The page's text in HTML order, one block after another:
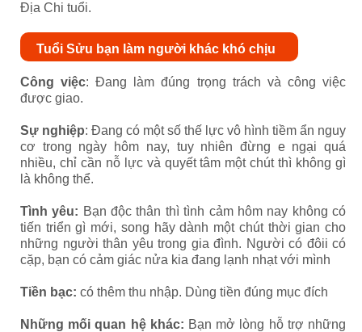
Địa Chi tuổi.
Tuổi Sửu bạn làm người khác khó chịu
Công việc: Đang làm đúng trọng trách và công việc
được giao.
Sự nghiệp: Đang có một số thế lực vô hình tiềm ẩn nguy
cơ trong ngày hôm nay, tuy nhiên đừng e ngại quá
nhiều, chỉ cần nỗ lực và quyết tâm một chút thì không gì
là không thể.
Tình yêu: Bạn độc thân thì tình cảm hôm nay không có
tiến triển gì mới, song hãy dành một chút thời gian cho
những người thân yêu trong gia đình. Người có đôii có
cặp, bạn có cảm giác nửa kia đang lạnh nhạt với mình
Tiền bạc: có thêm thu nhập. Dùng tiền đúng mục đích
Những mối quan hệ khác: Bạn mở lòng hỗ trợ những